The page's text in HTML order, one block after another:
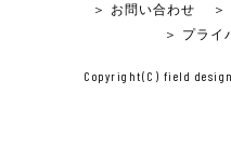
＞ お問い合わせ
＞ プライ
Copyright(C) field